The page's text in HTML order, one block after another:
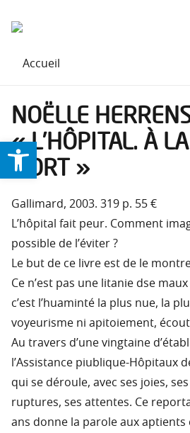
NOËLLE
« L’HÔPITAL. À
MORT »
Gallimard, 2003. 319 p. 55 €
L’hôpital fait peur. Comment
possible de l’éviter ?
Le but de ce livre est de le
Ce n’est pas une litanie dse
c’est l’huaminté la plus nue, la
voyeurisme ni apitoiement,
Au travers d’une vingtaine
l’Assistance piublique-Hôpitaux
qui se déroule, avec ses joies,
ruptures, ses attentes. Ce
ans donne la parole aux aptients
Ouvrir la barre d’outils